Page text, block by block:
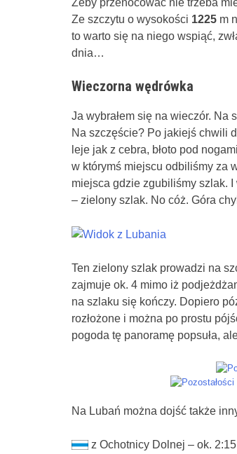
Ze szczytu o wysokości 1225 m
to warto się na niego wspiąć,
dnia…
Wieczorna wędrówka
Ja wybrałem się na wieczór. Na
Na szczęście? Po jakiejś chwili
leje jak z cebra, błoto pod
w którymś miejscu odbiliśmy za
miejsca gdzie zgubiliśmy szlak.
– zielony szlak. No cóż. Góra
Ten zielony szlak prowadzi na
zajmuje ok. 4 mimo iż
na szlaku się kończy. Dopiero
rozłożone i można po prostu
pogoda tę panoramę popsuła,
Na Lubań można dojść także
z Ochotnicy Dolnej – ok.